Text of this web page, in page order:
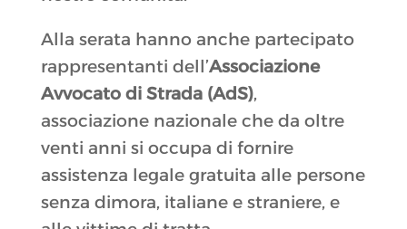
Alla serata hanno anche partecipato
rappresentanti dell’Associazione
Avvocato di Strada (AdS),
associazione nazionale che da oltre
venti anni si occupa di fornire
assistenza legale gratuita alle persone
senza dimora, italiane e straniere, e